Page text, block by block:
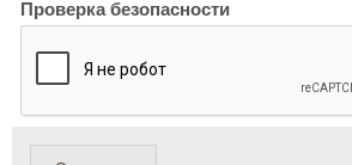
Проверка безопасности